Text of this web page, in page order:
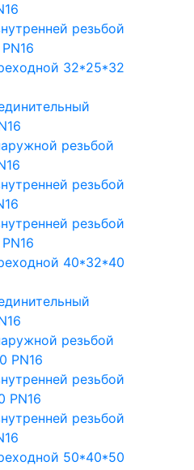
резьбой
32*25*32
резьбой
резьбой
резьбой
40*32*40
резьбой
PN16
резьбой
PN16
резьбой
50*40*50